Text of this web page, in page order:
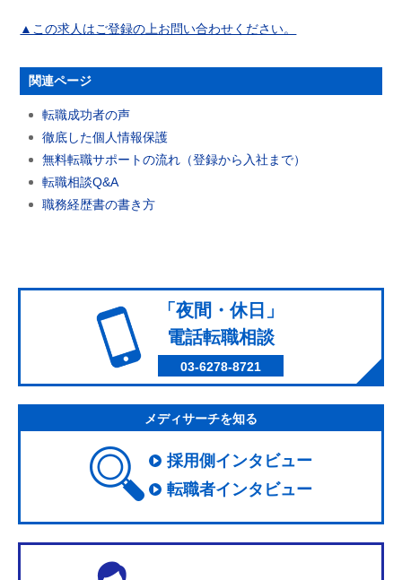
▲この求人はご登録の上お問い合わせください。
関連ページ
転職成功者の声
徹底した個人情報保護
無料転職サポートの流れ（登録から入社まで）
転職相談Q&A
職務経歴書の書き方
「夜間・休日」
電話転職相談
03-6278-8721
メディサーチを知る
採用側インタビュー
転職者インタビュー